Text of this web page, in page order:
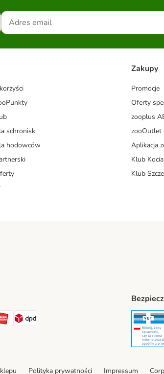
schronisk
hodowców
Zakupy
Promocje
Oferty
zooplus
zooOutlet
Aplikacja
Klub
Klub
Shipping Method
ORLEN Paczka Shipping Method
Polityka prywatności Impressum